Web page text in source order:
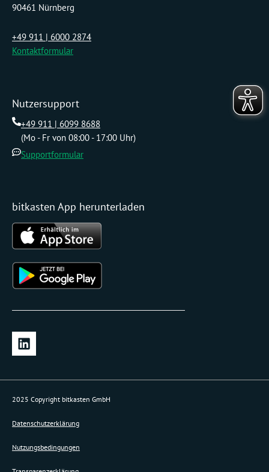
90461 Nürnberg
+49 911 | 6000 2874
Kontaktformular
Nutzersupport
+49 911 | 6099 8688
(Mo - Fr von 08:00 - 17:00 Uhr)
Supportformular
bitkasten App herunterladen
L
i
k
d
n
2025 Copyright bitkasten GmbH
Datenschutzerklärung
Nutzungsbedingungen